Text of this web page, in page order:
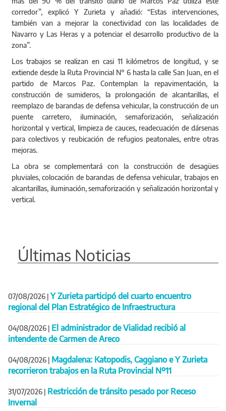
corredor”, explicó Y Zurieta y añadió: “Estas intervenciones,
también van a mejorar la conectividad con las localidades de
Navarro y Las Heras y a potenciar el desarrollo productivo de la
zona”.
Los trabajos se realizan en casi 11 kilómetros de longitud, y se
extiende desde la Ruta Provincial N° 6 hasta la calle San Juan, en el
partido de Marcos Paz. Contemplan la repavimentación, la
construcción de sumideros, la prolongación de alcantarillas, el
reemplazo de barandas de defensa vehicular, la construcción de un
puente carretero, iluminación, semaforización, señalización
horizontal y vertical, limpieza de cauces, readecuación de dársenas
para colectivos y reubicación de refugios peatonales, entre otras
mejoras.
La obra se complementará con la construcción de desagües
pluviales, colocación de barandas de defensa vehicular, trabajos en
alcantarillas, iluminación, semaforización y señalización horizontal y
vertical.
Últimas Noticias
07/08/2026 | Y Zurieta participó del cuarto encuentro
regional del Plan Estratégico de Infraestructura
04/08/2026 | El administrador de Vialidad recibió al
intendente de Carmen de Areco
04/08/2026 | Magdalena: Katopodis, Caggiano e Y Zurieta
recorrieron trabajos en la Ruta Provincial Nº11
31/07/2026 | Restricción de tránsito pesado por Receso
Invernal